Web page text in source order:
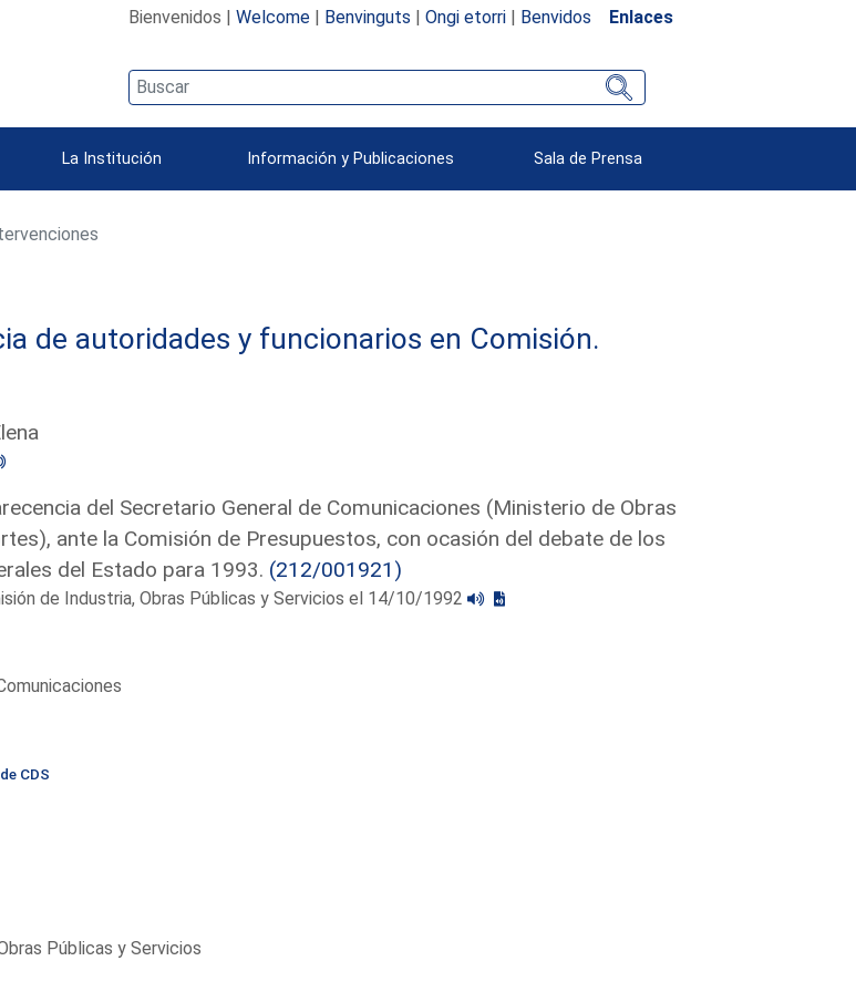
Bienvenidos | Welcome| Benvinguts | Ongi etorri| Benvidos Enlaces
La Institución Información y Publicaciones Sala de Prensa
de autoridades y funcionarios en Comisión.
del Secretario General de Comunicaciones (Ministerio de Obras
ante la Comisión de Presupuestos, con ocasión del debate de los
del Estado para 1993. (212/001921)
de Industria, Obras Públicas y Servicios el 14/10/1992
CDS
Públicas y Servicios